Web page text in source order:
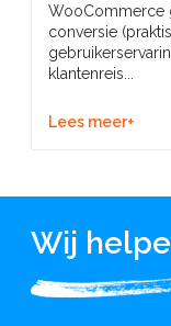
WooCommerce
conversie
klantenreis...
Lees meer+
Wij